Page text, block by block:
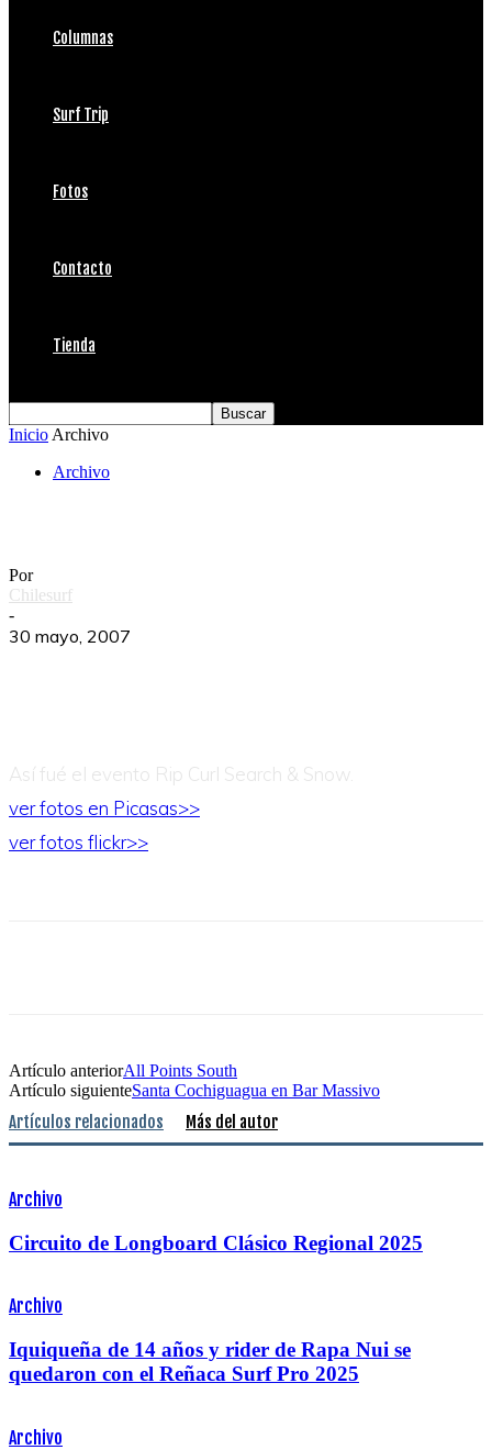
Columnas
Surf Trip
Fotos
Contacto
Tienda
Inicio Archivo
Archivo
Por
Chilesurf
-
30 mayo, 2007
Así fué el evento Rip Curl Search & Snow.
ver fotos en Picasas>>
ver fotos flickr>>
Artículo anteriorAll Points South
Artículo siguienteSanta Cochiguagua en Bar Massivo
Artículos relacionados Más del autor
Archivo
Circuito de Longboard Clásico Regional 2025
Archivo
Iquiqueña de 14 años y rider de Rapa Nui se
quedaron con el Reñaca Surf Pro 2025
Archivo